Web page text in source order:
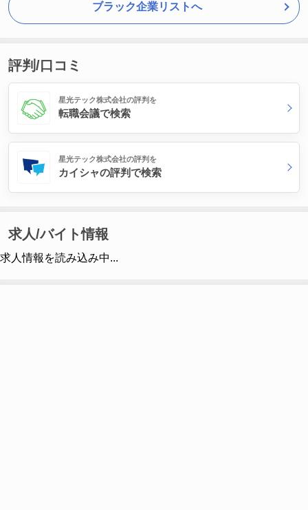
ブラック企業リストへ
評判/口コミ
星光テック株式会社の評判を
転職会議で検索
星光テック株式会社の評判を
カイシャの評判で検索
求人/バイト情報
求人情報を読み込み中...